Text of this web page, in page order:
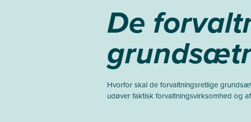
De
Hvorfor skal de forvaltningsretlige
udøver faktisk forvaltningsvirksomhed og